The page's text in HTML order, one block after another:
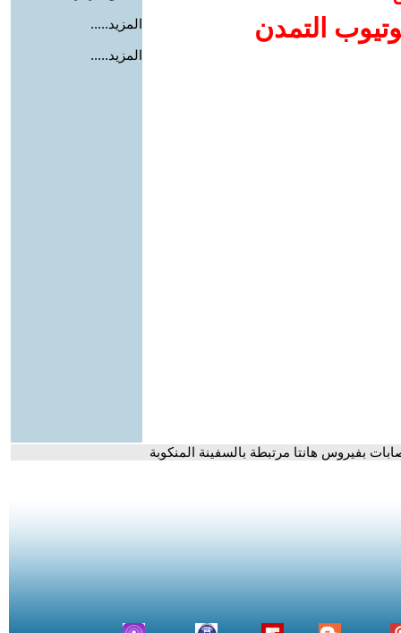
التمدن
المزيد.....
المزيد.....
بفيروس هانتا مرتبطة بالسفينة المنكوبة